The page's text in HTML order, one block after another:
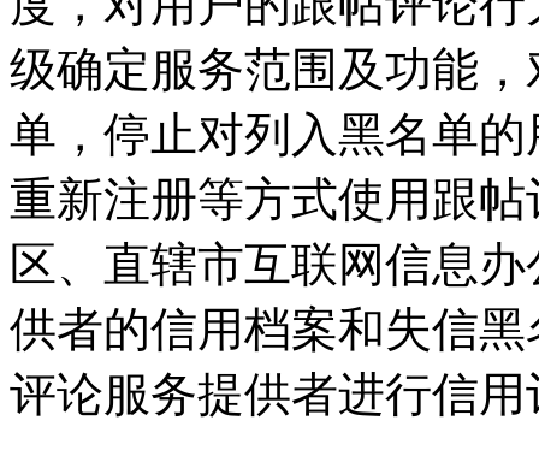
级确定服务范围及功能
单，停止对列入黑名单
重新注册等方式使用跟
区、直辖市互联网信息
供者的信用档案和失信
评论服务提供者进行信用